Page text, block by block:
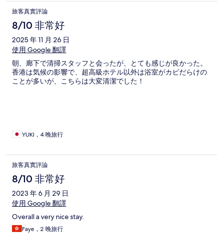
旅客真實評論
8/10 非常好
2025 年 11 月 26 日
使用 Google 翻譯
朝、廊下で清掃スタッフと会ったが、とても感じが良かった。
香港は気候の影響で、超高級ホテル以外は浴室がカビだらけの
ことが多いが、こちらは大変清潔でした！
YUKI，4 晚旅行
旅客真實評論
8/10 非常好
2023 年 6 月 29 日
使用 Google 翻譯
Overall a very nice stay.
Faye，2 晚旅行